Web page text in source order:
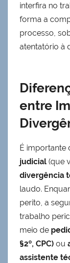
interfira no
forma a
processo,
atentatório à
entre
É importante
judicial (que
divergência
laudo.
perito, a
trabalho
meio de
§2º, CPC) ou
assistente